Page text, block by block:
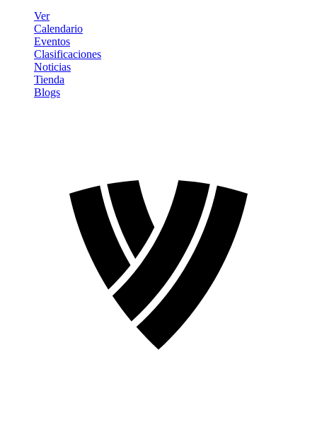
Ver
Calendario
Eventos
Clasificaciones
Noticias
Tienda
Blogs